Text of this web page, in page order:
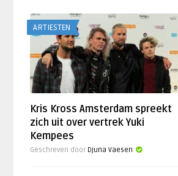
ARTIESTEN
Kris Kross Amsterdam spreekt
zich uit over vertrek Yuki
Kempees
Geschreven door Djuna Vaesen